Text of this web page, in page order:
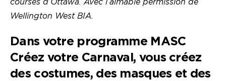
Wellington West BIA.
Dans votre programme MASC
Créez votre Carnaval, vous créez
des costumes, des masques et des